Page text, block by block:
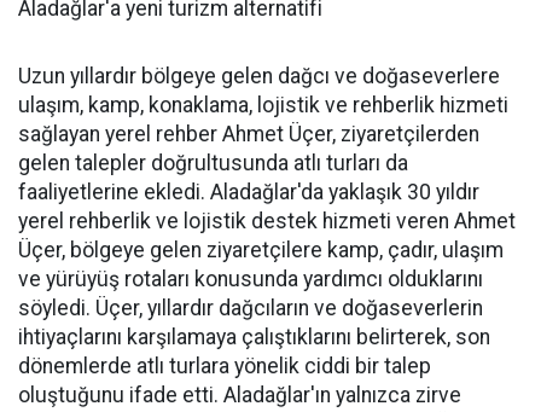
Aladağlar'a yeni turizm alternatifi
Uzun yıllardır bölgeye gelen dağcı ve doğaseverlere
ulaşım, kamp, konaklama, lojistik ve rehberlik hizmeti
sağlayan yerel rehber Ahmet Üçer, ziyaretçilerden
gelen talepler doğrultusunda atlı turları da
faaliyetlerine ekledi. Aladağlar'da yaklaşık 30 yıldır
yerel rehberlik ve lojistik destek hizmeti veren Ahmet
Üçer, bölgeye gelen ziyaretçilere kamp, çadır, ulaşım
ve yürüyüş rotaları konusunda yardımcı olduklarını
söyledi. Üçer, yıllardır dağcıların ve doğaseverlerin
ihtiyaçlarını karşılamaya çalıştıklarını belirterek, son
dönemlerde atlı turlara yönelik ciddi bir talep
oluştuğunu ifade etti. Aladağlar'ın yalnızca zirve